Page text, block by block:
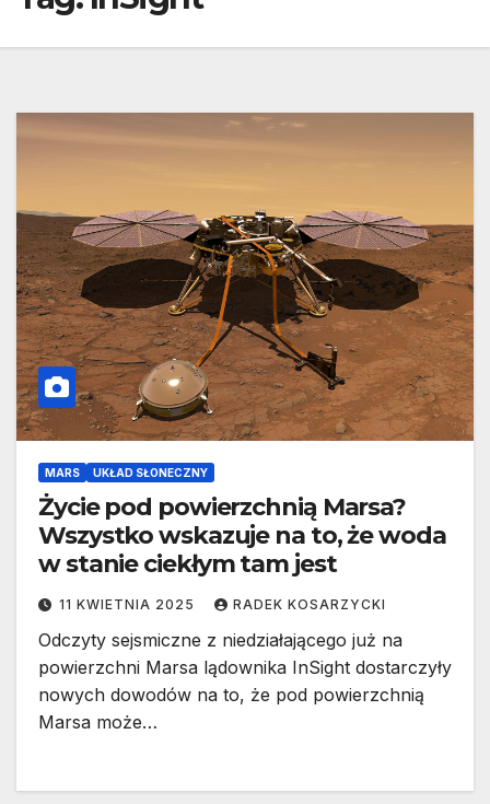
MARS UKŁAD SŁONECZNY
Życie pod powierzchnią Marsa?
Wszystko wskazuje na to, że woda
w stanie ciekłym tam jest
11 KWIETNIA 2025 RADEK KOSARZYCKI
Odczyty sejsmiczne z niedziałającego już na
powierzchni Marsa lądownika InSight dostarczyły
nowych dowodów na to, że pod powierzchnią
Marsa może…